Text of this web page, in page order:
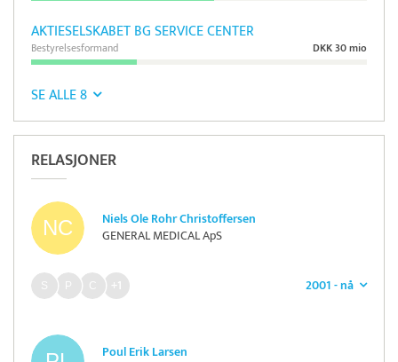
AKTIESELSKABET BG SERVICE CENTER
DKK 30 mio
Bestyrelsesformand
SE ALLE 8
RELASJONER
Niels Ole Rohr Christoffersen
GENERAL MEDICAL ApS
2001 - nå
+1
Poul Erik Larsen